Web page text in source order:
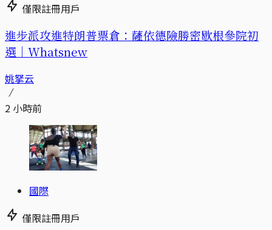
僅限註冊用戶
進步派攻進特朗普票倉：薩依德險勝密歇根參院初
選｜Whatsnew
姚拏云
2 小時前
國際
僅限註冊用戶